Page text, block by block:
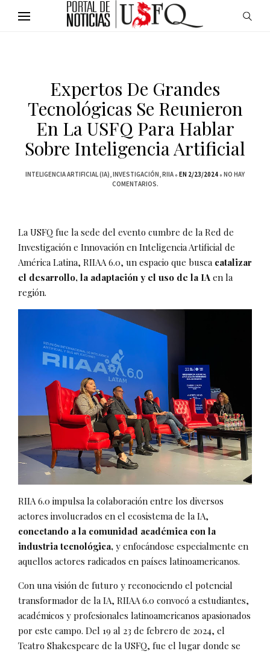
Expertos De Grandes
Tecnológicas Se Reunieron
En La USFQ Para Hablar
Sobre Inteligencia Artificial
INTELIGENCIA ARTIFICIAL (IA) INVESTIGACIÓN RIIA EN 2/23/2024
NO HAY
COMENTARIOS.
La USFQ fue la sede del evento cumbre de la Red de
Investigación e Innovación en Inteligencia Artificial de
América Latina, RIIAA 6.0, un espacio que busca catalizar
el desarrollo, la adaptación y el uso de la IA en la
región.
RIIA 6.0 impulsa la colaboración entre los diversos
actores involucrados en el ecosistema de la IA,
conectando a la comunidad académica con la
industria tecnológica, y enfocándose especialmente en
aquellos actores radicados en países latinoamericanos.
Con una visión de futuro y reconociendo el potencial
transformador de la IA, RIIAA 6.0 convocó a estudiantes,
académicos y profesionales latinoamericanos apasionados
por este campo. Del 19 al 23 de febrero de 2024, el
Teatro Shakespeare de la USFQ, fue el lugar donde se